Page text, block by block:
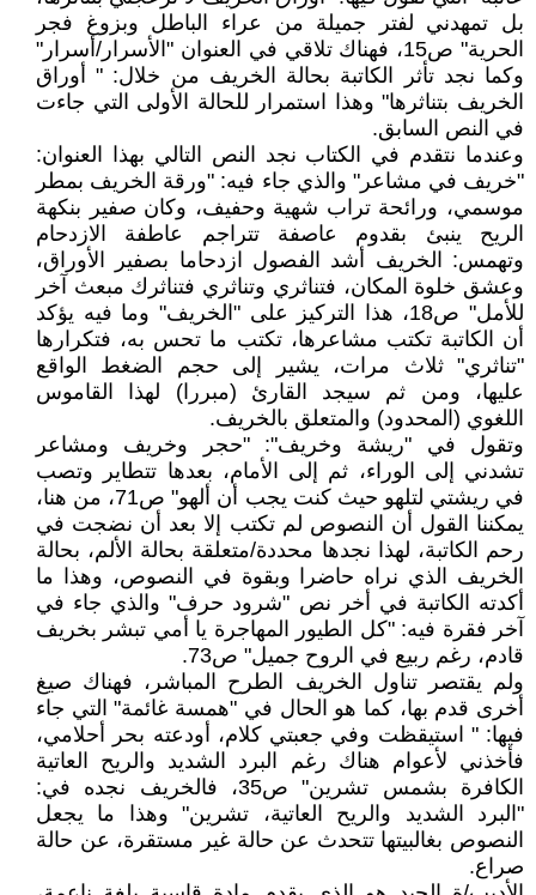
بل تمهدني لفتر جميلة من عراء الباطل وبزوغ فجر
الحرية" ص15، فهناك تلاقي في العنوان "الأسرار/أسرار"
وكما نجد تأثر الكاتبة بحالة الخريف من خلال: " أوراق
الخريف بتناثرها" وهذا استمرار للحالة الأولى التي جاءت
في النص السابق.
وعندما نتقدم في الكتاب نجد النص التالي بهذا العنوان:
"خريف في مشاعر" والذي جاء فيه: "ورقة الخريف بمطر
موسمي، ورائحة تراب شهية وحفيف، وكان صفير بنكهة
الريح ينبئ بقدوم عاصفة تتراجم عاطفة الازدحام
وتهمس: الخريف أشد الفصول ازدحاما بصفير الأوراق،
وعشق خلوة المكان، فتناثري وتناثري فتناثرك مبعث آخر
للأمل" ص18، هذا التركيز على "الخريف" وما فيه يؤكد
أن الكاتبة تكتب مشاعرها، تكتب ما تحس به، فتكرارها
"تناثري" ثلاث مرات، يشير إلى حجم الضغط الواقع
عليها، ومن ثم سيجد القارئ (مبررا) لهذا القاموس
اللغوي (المحدود) والمتعلق بالخريف.
وتقول في "ريشة وخريف": "حجر وخريف ومشاعر
تشدني إلى الوراء، ثم إلى الأمام، بعدها تتطاير وتصب
في ريشتي لتلهو حيث كنت يجب أن ألهو" ص71، من هنا،
يمكننا القول أن النصوص لم تكتب إلا بعد أن نضجت في
رحم الكاتبة، لهذا نجدها محددة/متعلقة بحالة الألم، بحالة
الخريف الذي نراه حاضرا وبقوة في النصوص، وهذا ما
أكدته الكاتبة في أخر نص "شرود حرف" والذي جاء في
آخر فقرة فيه: "كل الطيور المهاجرة يا أمي تبشر بخريف
قادم، رغم ربيع في الروح جميل" ص73.
ولم يقتصر تناول الخريف الطرح المباشر، فهناك صيغ
أخرى قدم بها، كما هو الحال في "همسة غائمة" التي جاء
فيها: " استيقظت وفي جعبتي كلام، أودعته بحر أحلامي،
فأخذني لأعوام هناك رغم البرد الشديد والريح العاتية
الكافرة بشمس تشرين" ص35، فالخريف نجده في:
"البرد الشديد والريح العاتية، تشرين" وهذا ما يجعل
النصوص بغالبيتها تتحدث عن حالة غير مستقرة، عن حالة
صراع.